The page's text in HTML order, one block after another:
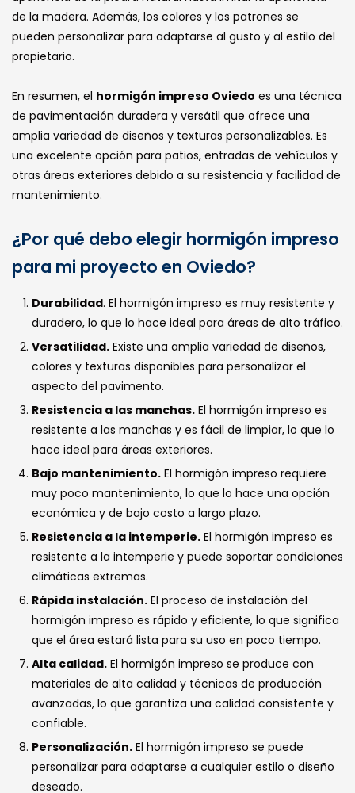
de la madera. Además, los colores y los patrones se
pueden personalizar para adaptarse al gusto y al estilo del
propietario.
En resumen, el hormigón impreso Oviedo es una técnica
de pavimentación duradera y versátil que ofrece una
amplia variedad de diseños y texturas personalizables. Es
una excelente opción para patios, entradas de vehículos y
otras áreas exteriores debido a su resistencia y facilidad de
mantenimiento.
¿Por qué debo elegir hormigón impreso
para mi proyecto en Oviedo?
Durabilidad. El hormigón impreso es muy resistente y
duradero, lo que lo hace ideal para áreas de alto tráfico.
Versatilidad. Existe una amplia variedad de diseños,
colores y texturas disponibles para personalizar el
aspecto del pavimento.
Resistencia a las manchas. El hormigón impreso es
resistente a las manchas y es fácil de limpiar, lo que lo
hace ideal para áreas exteriores.
Bajo mantenimiento. El hormigón impreso requiere
muy poco mantenimiento, lo que lo hace una opción
económica y de bajo costo a largo plazo.
Resistencia a la intemperie. El hormigón impreso es
resistente a la intemperie y puede soportar condiciones
climáticas extremas.
Rápida instalación. El proceso de instalación del
hormigón impreso es rápido y eficiente, lo que significa
que el área estará lista para su uso en poco tiempo.
Alta calidad. El hormigón impreso se produce con
materiales de alta calidad y técnicas de producción
avanzadas, lo que garantiza una calidad consistente y
confiable.
Personalización. El hormigón impreso se puede
personalizar para adaptarse a cualquier estilo o diseño
deseado.